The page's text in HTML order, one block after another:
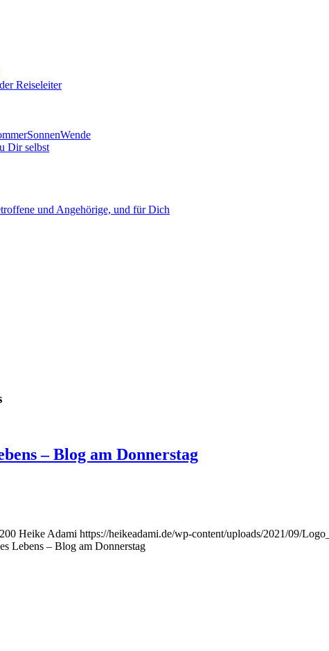
Reiseleiter
Dir selbst
und Angehörige, und für Dich
– Blog am Donnerstag
Heike Adami https://heikeadami.de/wp-content/uploads/2021/09/
Lebens – Blog am Donnerstag